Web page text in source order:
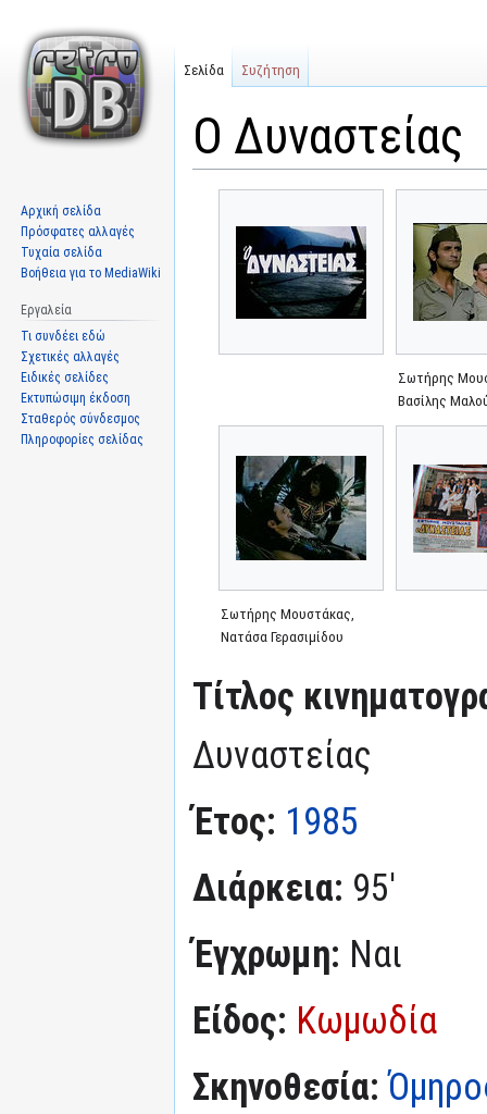
Ο Δυναστείας
πλοήγηση
αναζήτηση
Σωτήρης
Βασίλης
Σωτήρης Μουστάκας,
Νατάσα Γερασιμίδου
Τίτλος
Δυναστείας
Έτος: 1985
Διάρκεια: 95'
Έγχρωμη: Ναι
Είδος: Κωμωδία
Σκηνοθεσία:
Σελίδα Συζήτηση
Αρχική σελίδα
Πρόσφατες αλλαγές
Τυχαία σελίδα
Βοήθεια για το MediaWiki
Εργαλεία
Τι συνδέει εδώ
Σχετικές αλλαγές
Ειδικές σελίδες
Εκτυπώσιμη έκδοση
Σταθερός σύνδεσμος
Πληροφορίες σελίδας